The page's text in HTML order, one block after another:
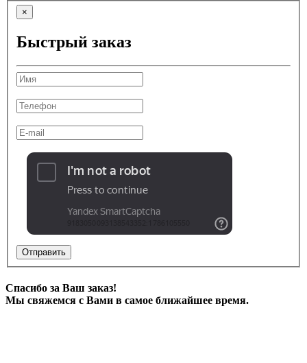
×
Быстрый заказ
Отправить
Спасибо за Ваш заказ!
Мы свяжемся с Вами в самое ближайшее время.